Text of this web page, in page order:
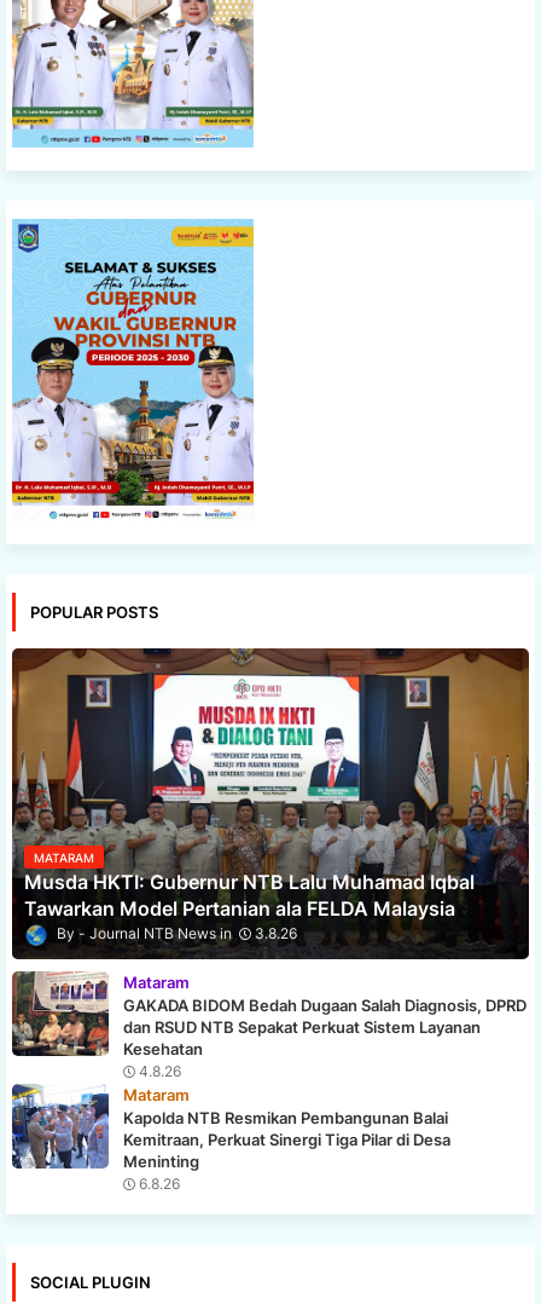
POPULAR POSTS
MATARAM
Musda HKTI: Gubernur NTB Lalu Muhamad Iqbal
Tawarkan Model Pertanian ala FELDA Malaysia
Journal NTB News 3.8.26
Mataram
GAKADA BIDOM Bedah Dugaan Salah Diagnosis, DPRD
dan RSUD NTB Sepakat Perkuat Sistem Layanan
Kesehatan
4.8.26
Mataram
Kapolda NTB Resmikan Pembangunan Balai
Kemitraan, Perkuat Sinergi Tiga Pilar di Desa
Meninting
6.8.26
SOCIAL PLUGIN